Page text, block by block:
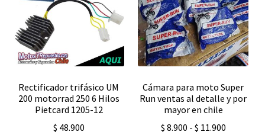
Rectificador trifásico UM
200 motorrad 250 6 Hilos
Pietcard 1205-12
$ 48.900
Cámara para moto Super
Run ventas al detalle y por
mayor en chile
$ 8.900 - $ 11.900Rango